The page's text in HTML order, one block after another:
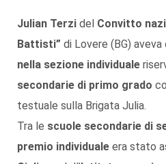
Julian Terzi del Convitto
Battisti” di Lovere (BG)
nella sezione individuale
secondarie di primo grado
testuale sulla Brigata Julia.
Tra le scuole secondarie di
premio individuale era stato